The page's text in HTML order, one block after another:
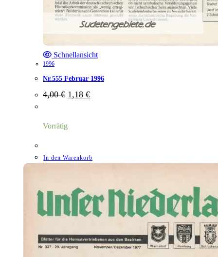
Schnellansicht
1996
Nr.555 Februar 1996
4,00€ Ursprünglicher
Preis
1,18 €Aktueller
Vorrätig
In den Warenkorb